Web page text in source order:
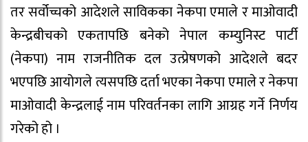
तर सर्वोच्चको आदेशले साविकका नेकपा एमाले र माओवादी
केन्द्रबीचको एकतापछि बनेको नेपाल कम्युनिस्ट पार्टी
(नेकपा) नाम राजनीतिक दल उत्प्रेषणको आदेशले बदर
भएपछि आयोगले त्यसपछि दर्ता भएका नेकपा एमाले र नेकपा
माओवादी केन्द्रलाई नाम परिवर्तनका लागि आग्रह गर्ने निर्णय
गरेको हो ।